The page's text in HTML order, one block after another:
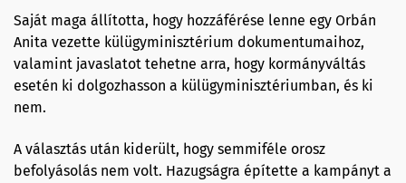
Saját maga állította, hogy hozzáférése lenne egy Orbán
Anita vezette külügyminisztérium dokumentumaihoz,
valamint javaslatot tehetne arra, hogy kormányváltás
esetén ki dolgozhasson a külügyminisztériumban, és ki
nem.
A választás után kiderült, hogy semmiféle orosz
befolyásolás nem volt. Hazugságra építette a kampányt a